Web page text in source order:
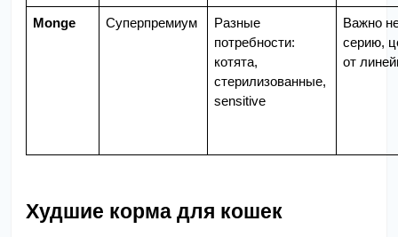
Monge Суперпремиум
Разные
потребности:
котята,
стерилизованные,
sensitive
Важно
серию,
от
Худшие корма для кошек